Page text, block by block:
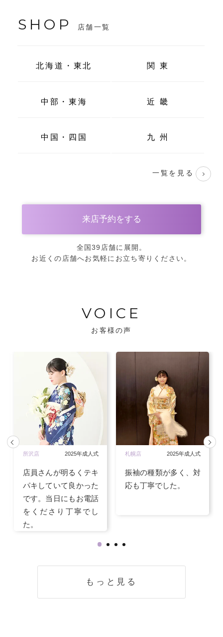
SHOP 店舗一覧
北海道・東北 関 東
中部・東海 近 畿
中国・四国 九 州
一覧を見る
来店予約をする
全国39店舗に展開。
お近くの店舗へお気軽にお立ち寄りください。
VOICE
お客様の声
所沢店 2025年成人式
店員さんが明るくテキ
パキしていて良かった
です。当日にもお電話
をくださり丁寧でし
た。
札幌店 2025年成人式
振袖の種類が多く、対
応も丁寧でした。
もっと見る